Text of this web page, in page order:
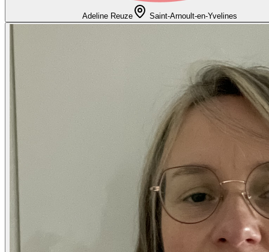
Adeline Reuze Saint-Arnoult-en-Yvelines